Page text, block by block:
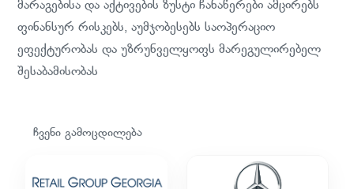
მარაგებისა და აქტივების ზუსტი ჩანაწერები ამცირებს
ფინანსურ რისკებს, აუმჯობესებს საოპერაციო
ეფექტურობას და უზრუნველყოფს მარეგულირებელ
შესაბამისობას
ჩვენი გამოცდილება